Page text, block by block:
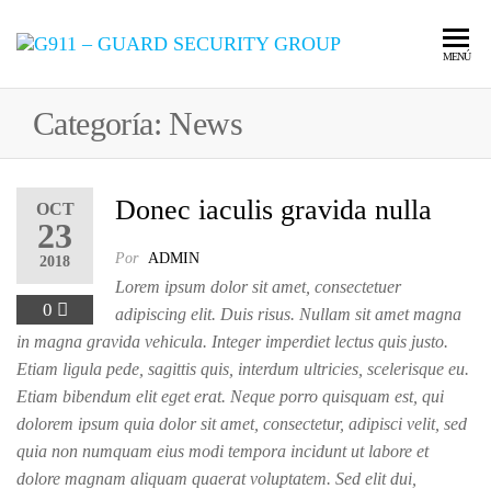
G911 –
LA CALIDAD
COMPROMISO
MENÚ
Categoría: News
OCT
23
2018
0
Donec iaculis gravida nulla
Por ADMIN
Lorem ipsum dolor sit amet, consectetuer
adipiscing elit. Duis risus. Nullam sit amet magna
in magna gravida vehicula. Integer imperdiet lectus quis justo.
Etiam ligula pede, sagittis quis, interdum ultricies, scelerisque eu.
Etiam bibendum elit eget erat. Neque porro quisquam est, qui
dolorem ipsum quia dolor sit amet, consectetur, adipisci velit, sed
quia non numquam eius modi tempora incidunt ut labore et
dolore magnam aliquam quaerat voluptatem. Sed elit dui,